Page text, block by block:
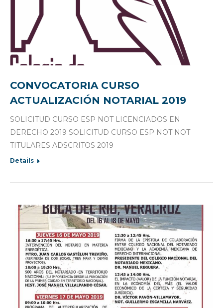
CONVOCATORIA CURSO
ACTUALIZACIÓN NOTARIAL 2019
SOLICITUD CURSO ESP NOT LICENCIADOS EN
DERECHO 2019 SOLICITUD CURSO ESP NOT NOT
TITULARES ADSCRITOS 2019
Details